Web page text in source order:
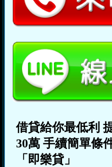
借貸給你最低利
30萬 手續簡單條
「即樂貸」